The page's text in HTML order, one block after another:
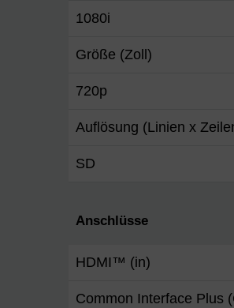
1080i
Größe (Zoll)
720p
Auflösung (Linien x
SD
Anschlüsse
HDMI™ (in)
Common Interface Plus